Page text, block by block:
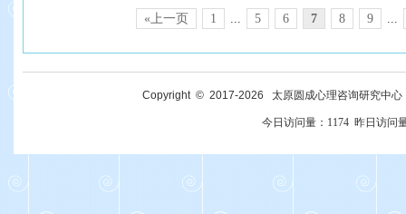
«上一页 1 ... 5 6 7 8 9 ...
Copyright © 2017-2026 太原圆成心理咨询研究中
今日访问量： 1174 昨日访问